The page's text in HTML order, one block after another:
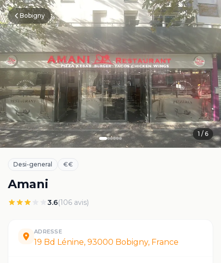
Bobigny
1 / 6
Desi-general €€
Amani
3.6(106 avis)
ADRESSE
19 Bd Lénine, 93000 Bobigny, France